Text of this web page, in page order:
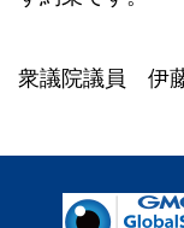
衆議院議員 伊